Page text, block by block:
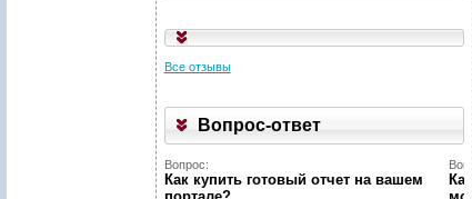
Все отзывы
Вопрос-ответ
Вопрос:
Как купить готовый отчет на вашем